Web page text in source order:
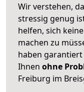
Wir verstehen,
stressig genug
helfen, sich
machen zu
haben garantiert
Ihnen ohne
Freiburg im